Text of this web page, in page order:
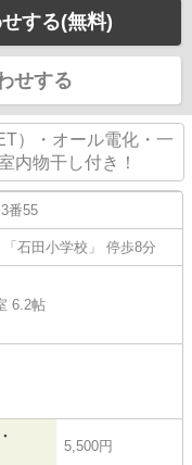
する(無料)
せする
）・オール電化・一
内物干し付き！
番55
「石田小学校」 停歩8分
6.2帖
5,500円